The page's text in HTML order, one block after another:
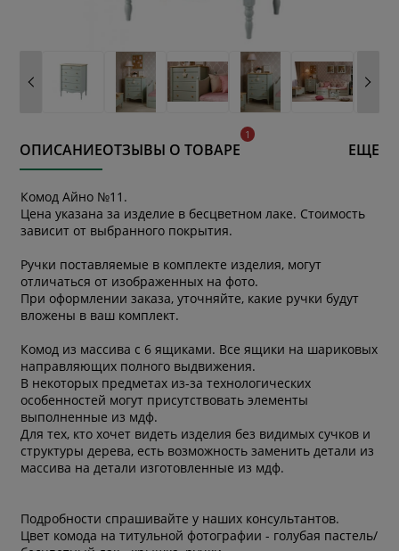
ОПИСАНИЕОТЗЫВЫ О ТОВАРЕ ЕЩЕ
Комод Айно №11.
Цена указана за изделие в бесцветном лаке. Стоимость
зависит от выбранного покрытия.
Ручки поставляемые в комплекте изделия, могут
отличаться от изображенных на фото.
При оформлении заказа, уточняйте, какие ручки будут
вложены в ваш комплект.
Комод из массива с 6 ящиками. Все ящики на шариковых
направляющих полного выдвижения.
В некоторых предметах из-за технологических
особенностей могут присутствовать элементы
выполненные из мдф.
Для тех, кто хочет видеть изделия без видимых сучков и
структуры дерева, есть возможность заменить детали из
массива на детали изготовленные из мдф.
Подробности спрашивайте у наших консультантов.
Цвет комода на титульной фотографии - голубая пастель/